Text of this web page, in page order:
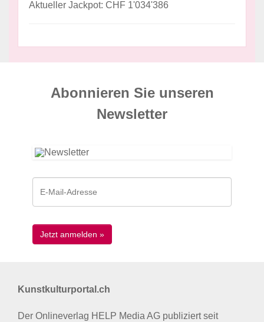
Aktueller Jackpot: CHF 1'034'386
Abonnieren Sie unseren
News­letter
Kunstkulturportal.ch
Der Onlineverlag HELP Media AG publiziert seit